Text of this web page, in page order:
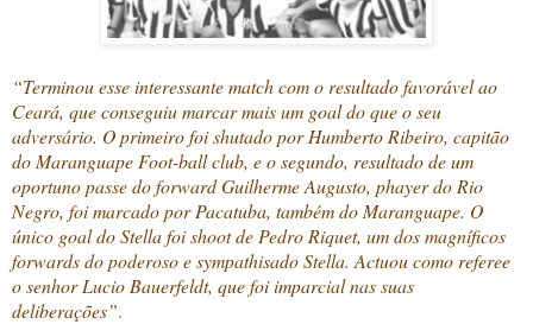
“Terminou esse interessante match com o resultado favorável ao
Ceará, que conseguiu marcar mais um goal do que o seu
adversário. O primeiro foi shutado por Humberto Ribeiro, capitão
do Maranguape Foot-ball club, e o segundo, resultado de um
oportuno passe do forward Guilherme Augusto, phayer do Rio
Negro, foi marcado por Pacatuba, também do Maranguape. O
único goal do Stella foi shoot de Pedro Riquet, um dos magníficos
forwards do poderoso e sympathisado Stella. Actuou como referee
o senhor Lucio Bauerfeldt, que foi imparcial nas suas
deliberações”.